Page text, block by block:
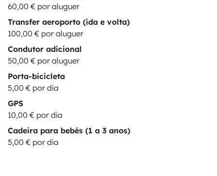
60,00 € por aluguer
Transfer aeroporto (ida e volta)
100,00 € por aluguer
Condutor adicional
50,00 € por aluguer
Porta-bicicleta
5,00 € por dia
GPS
10,00 € por dia
Cadeira para bebés (1 a 3 anos)
5,00 € por dia